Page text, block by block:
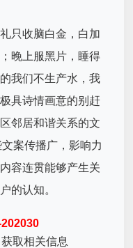
只收脑白金，白加
晚上服黑片，睡得
我们不生产水，我
具诗情画意的别赶
邻居和谐关系的文
案传播广，影响力
容连贯能够产生关
的认知。
202030
取相关信息